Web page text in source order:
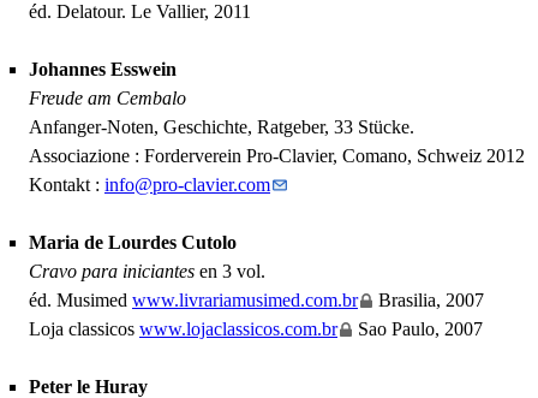
éd. Delatour. Le Vallier, 2011
Johannes Esswein
Freude am Cembalo
Anfanger-Noten, Geschichte, Ratgeber, 33 Stücke.
Associazione : Forderverein Pro-Clavier, Comano, Schweiz 2012
Kontakt : info@pro-clavier.com
Maria de Lourdes Cutolo
Cravo para iniciantes en 3 vol.
éd. Musimed www.livrariamusimed.com.br
Brasilia, 2007
Loja classicos www.lojaclassicos.com.br Sao Paulo, 2007
Peter le Huray